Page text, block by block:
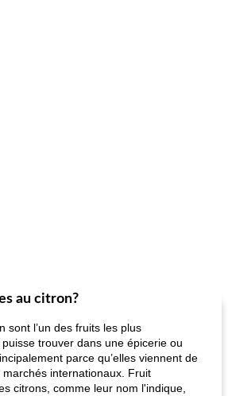
au citron?
sont l’un des fruits les plus
puisse trouver dans une épicerie ou
parce qu’elles viennent de
internationaux. Fruit
citrons, comme leur nom l'indique,